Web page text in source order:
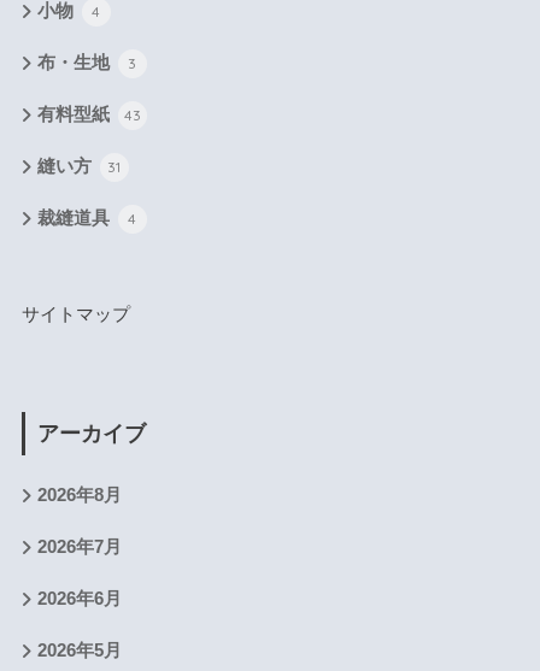
小物 4
布・生地 3
有料型紙 43
縫い方 31
裁縫道具 4
サイトマップ
アーカイブ
2026年8月
2026年7月
2026年6月
2026年5月